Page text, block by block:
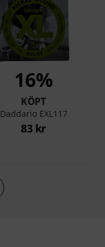
16%
KÖPT
Daddario EXL117
83 kr